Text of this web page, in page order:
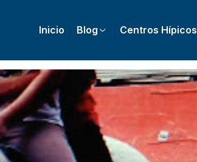
Inicio Blog Centros Hípicos